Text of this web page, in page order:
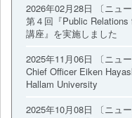
2026年02月28日 〔ニュー
第４回『Public
講座』を実施しました
2025年11月06日 〔ニュー
Chief Officer Eiken
Hallam University
2025年10月08日 〔ニュー